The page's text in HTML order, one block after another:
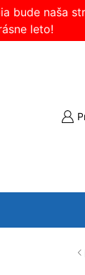
bude naša
leto!